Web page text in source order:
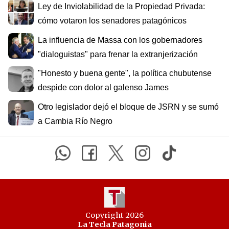
Ley de Inviolabilidad de la Propiedad Privada:
cómo votaron los senadores patagónicos
La influencia de Massa con los gobernadores
"dialoguistas" para frenar la extranjerización
"Honesto y buena gente", la política chubutense
despide con dolor al galenso James
Otro legislador dejó el bloque de JSRN y se sumó
a Cambia Río Negro
Copyright 2026
La Tecla Patagonia